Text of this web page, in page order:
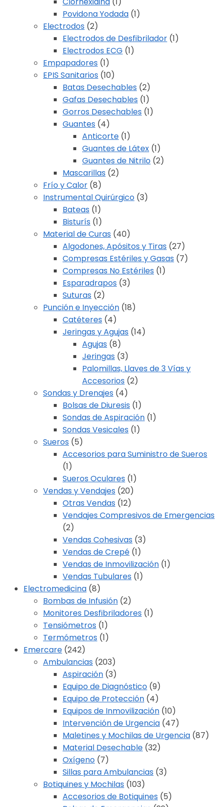
Povidona Yodada (1)
Electrodos (2)
Electrodos de Desfibrilador (1)
Electrodos ECG (1)
Empapadores (1)
EPIS Sanitarios (10)
Batas Desechables (2)
Gafas Desechables (1)
Gorros Desechables (1)
Guantes (4)
Anticorte (1)
Guantes de Látex (1)
Guantes de Nitrilo (2)
Mascarillas (2)
Frío y Calor (8)
Instrumental Quirúrgico (3)
Bateas (1)
Bisturís (1)
Material de Curas (40)
Algodones, Apósitos y Tiras (27)
Compresas Estériles y Gasas (7)
Compresas No Estériles (1)
Esparadrapos (3)
Suturas (2)
Punción e Inyección (18)
Catéteres (4)
Jeringas y Agujas (14)
Agujas (8)
Jeringas (3)
Palomillas, Llaves de 3 Vías y
Accesorios (2)
Sondas y Drenajes (4)
Bolsas de Diuresis (1)
Sondas de Aspiración (1)
Sondas Vesicales (1)
Sueros (5)
Accesorios para Suministro de Sueros
(1)
Sueros Oculares (1)
Vendas y Vendajes (20)
Otras Vendas (12)
Vendajes Compresivos de Emergencias
(2)
Vendas Cohesivas (3)
Vendas de Crepé (1)
Vendas de Inmovilización (1)
Vendas Tubulares (1)
Electromedicina (8)
Bombas de Infusión (2)
Monitores Desfibriladores (1)
Tensiómetros (1)
Termómetros (1)
Emercare (242)
Ambulancias (203)
Aspiración (3)
Equipo de Diagnóstico (9)
Equipo de Protección (4)
Equipos de Inmovilización (10)
Intervención de Urgencia (47)
Maletines y Mochilas de Urgencia (87)
Material Desechable (32)
Oxígeno (7)
Sillas para Ambulancias (3)
Botiquines y Mochilas (103)
Accesorios de Botiquines (5)